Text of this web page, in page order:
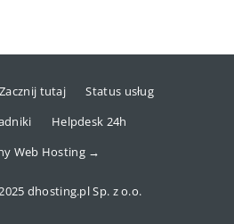
Zacznij tutaj
Status usług
Helpdesk 24h
Web Hosting →
dhosting.pl Sp. z o.o.